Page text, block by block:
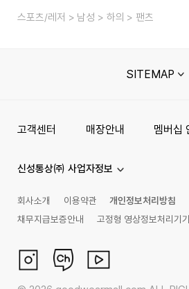
스포츠/레저 남성 하의 팬츠
SITEMAP
고객센터 매장안내 멤버십
신성통상㈜ 사업자정보
회사소개 이용약관
개인정보처리방침
채무지급보증안내
고정형 영상정보처리기